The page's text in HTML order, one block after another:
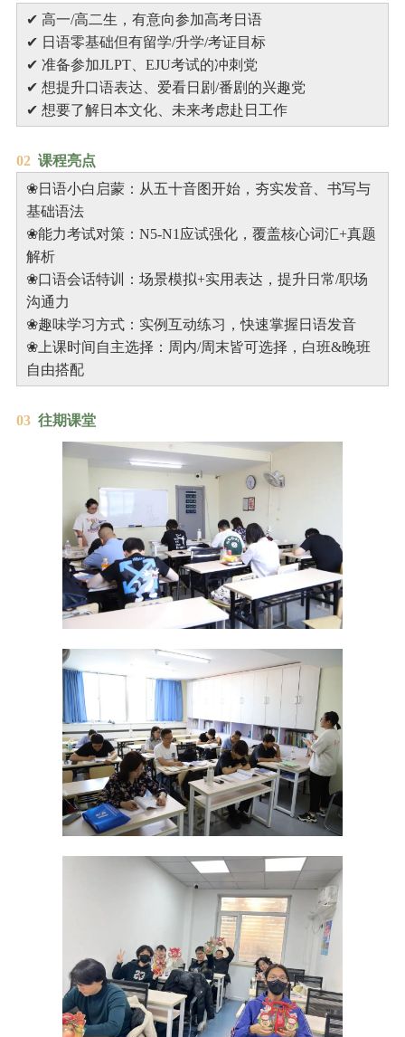
✔ 高一/高二生，有意向参加高考日语
✔ 日语零基础但有留学/升学/考证目标
✔ 准备参加JLPT、EJU考试的冲刺党
✔ 想提升口语表达、爱看日剧/番剧的兴趣党
✔ 想要了解日本文化、未来考虑赴日工作
02 课程亮点
❀日语小白启蒙：从五十音图开始，夯实发音、书写与
基础语法
❀能力考试对策：N5-N1应试强化，覆盖核心词汇+真题
解析
❀口语会话特训：场景模拟+实用表达，提升日常/职场
沟通力
❀趣味学习方式：实例互动练习，快速掌握日语发音
❀上课时间自主选择：周内/周末皆可选择，白班&晚班
自由搭配
03 往期课堂